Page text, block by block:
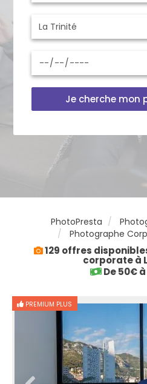
Je cherche mon
PhotoPresta
Photographe
129 offres
corporate à
De 50€
PREMIUM PLUS